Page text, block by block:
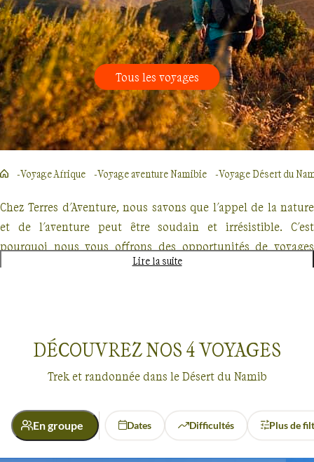
Tous les voyages
Voyage Afrique Voyage aventure Namibie Voyage Désert du
Chez Terres d'Aventure, nous savons que l'appel de la nature
et de l'aventure peut être soudain et irrésistible. C'est
pourquoi nous vous offrons des opportunités de voyages
d'aventure en dernières minutes, parfaits pour les
avons le voyage qu'il vous faut.
Nos offres de dernières minutes comprennent des treks
et des croisières exploratoires. Imaginez-vous parcourant les
sentiers escarpés du GR20 en Corse, ou naviguant parmi les
Lire la suite
DÉCOUVREZ NOS 4VOYAGES
Trek et randonnée dans le Désert du Namib
En groupe Dates Difficultés Plus de